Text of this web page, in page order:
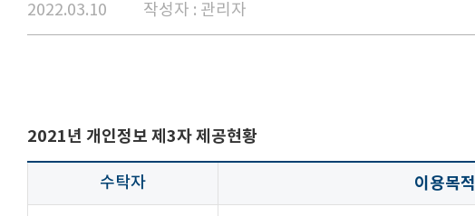
2022.03.10 작성자 : 관리자
2021년 개인정보 제3자 제공현황
수탁자 이용목적